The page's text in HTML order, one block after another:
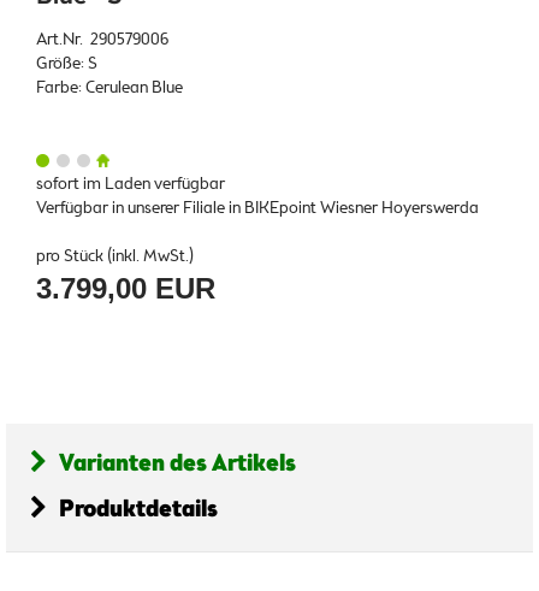
Art.Nr. 290579006
Größe: S
Farbe: Cerulean Blue
sofort im Laden verfügbar
Verfügbar in unserer Filiale in BIKEpoint Wiesner Hoyerswerda
pro Stück (inkl. MwSt.)
3.799,00 EUR
Varianten des Artikels
Produktdetails